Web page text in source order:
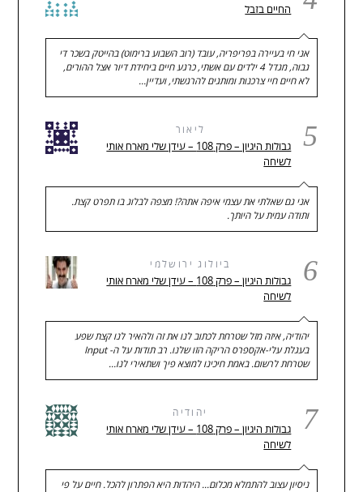
החיים בזבל
אני חי בעיירה בפריפריה, עובד (רוב השבוע ברימוט) בהייטק בשכר די
גבוה, מגדל 4 ילדים עם אשתי, כרגע חיים ביחידת דיור אצל ההורים,
לא חיים חיי צרכנות ומותגים להרגשתי, ועדיין…
5 ליאור
גבולות היגיון – פרק 108 – עידן שלי מארח אותי
לשיחה
אני גם שאלתי את עצמי איפה אתה?! מצפה לבלוג בו תפרט קצת.
ותודה עמית על היותך.
6 ביולוג ירושלמי
גבולות היגיון – פרק 108 – עידן שלי מארח אותי
לשיחה
יהודיה, איזה מזל שטרחת לכתוב לנו את זה ולהאיר לנו קצת שפע
בעגלת עלי-אקספרס הריקה הזו שלנו. רב תודות על ה- Input
שטרחת לרשום. באמת חיכינו למוצא פיך ושתאירי לנו…
7 יהודיה
גבולות היגיון – פרק 108 – עידן שלי מארח אותי
לשיחה
ניסיון עצוב להתמלא מכלום... היהדות היא הפתרון להכל. חיים על פי